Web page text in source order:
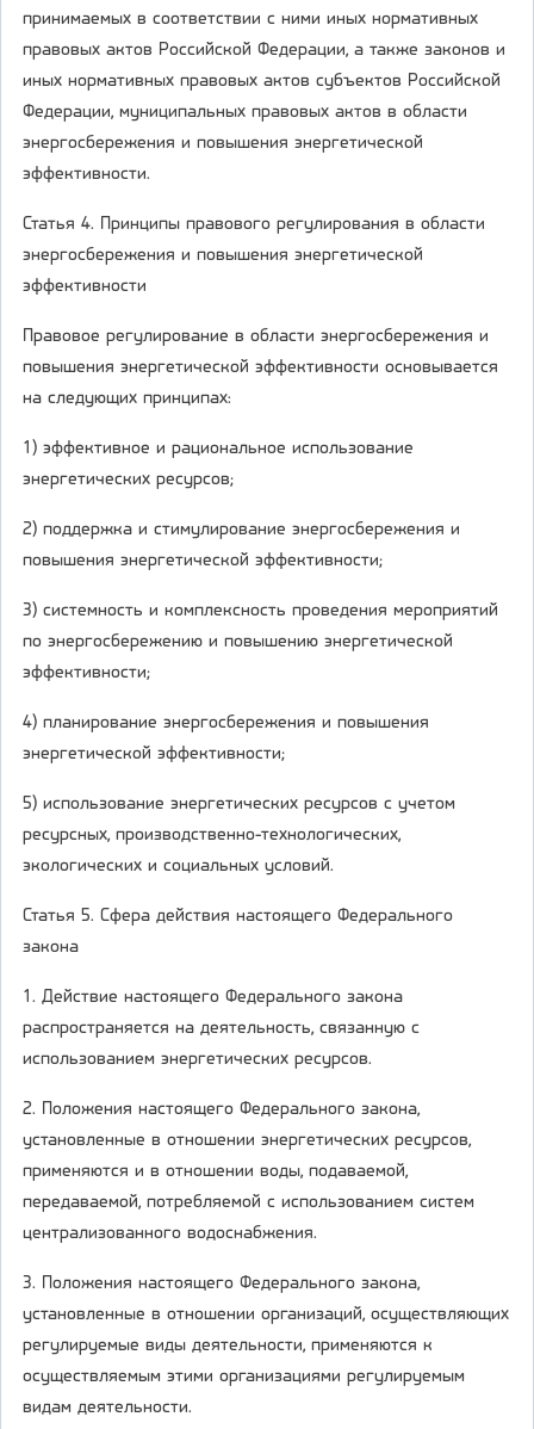
принимаемых в соответствии с ними иных нормативных
правовых актов Российской Федерации, а также законов и
иных нормативных правовых актов субъектов Российской
Федерации, муниципальных правовых актов в области
энергосбережения и повышения энергетической
эффективности.
Статья 4. Принципы правового регулирования в области
энергосбережения и повышения энергетической
эффективности
Правовое регулирование в области энергосбережения и
повышения энергетической эффективности основывается
на следующих принципах:
1) эффективное и рациональное использование
энергетических ресурсов;
2) поддержка и стимулирование энергосбережения и
повышения энергетической эффективности;
3) системность и комплексность проведения мероприятий
по энергосбережению и повышению энергетической
эффективности;
4) планирование энергосбережения и повышения
энергетической эффективности;
5) использование энергетических ресурсов с учетом
ресурсных, производственно-технологических,
экологических и социальных условий.
Статья 5. Сфера действия настоящего Федерального
закона
1. Действие настоящего Федерального закона
распространяется на деятельность, связанную с
использованием энергетических ресурсов.
2. Положения настоящего Федерального закона,
установленные в отношении энергетических ресурсов,
применяются и в отношении воды, подаваемой,
передаваемой, потребляемой с использованием систем
централизованного водоснабжения.
3. Положения настоящего Федерального закона,
установленные в отношении организаций, осуществляющих
регулируемые виды деятельности, применяются к
осуществляемым этими организациями регулируемым
видам деятельности.